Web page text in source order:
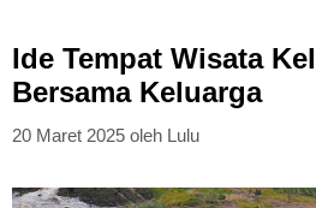
Ide Tempat Wisata
Bersama Keluarga
20 Maret 2025 oleh Lulu